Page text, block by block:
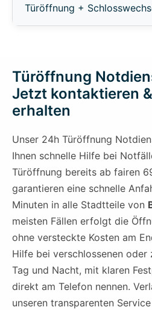
Türöffnung +
Türöffnung
Jetzt kontaktieren
erhalten
Unser 24h Türöffnung
Ihnen schnelle Hilfe bei
Türöffnung bereits ab fairen
garantieren eine schnelle
Minuten in alle Stadtteile von
meisten Fällen erfolgt die
ohne versteckte Kosten am
Hilfe bei verschlossenen oder
Tag und Nacht, mit klaren
direkt am Telefon nennen.
unseren transparenten